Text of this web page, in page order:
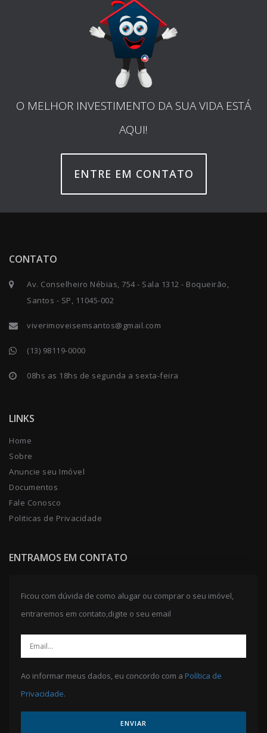
O MELHOR INVESTIMENTO DA SUA VIDA ESTÁ
AQUI!
ENTRE EM CONTATO
CONTATO
Av. Conselheiro Nébias, 754 - Sala 1312 - Boqueirão,
Santos - SP, 11045-002
viverimoveisemsantos@gmail.com
(13) 98119-0000
08hs as 18hs de segunda a sexta-feira
LINKS
Home
Sobre
Anuncie seu Imóvel
Documentos
Fale Conosco
Politicas de Privacidade
ENTRAMOS EM CONTATO
Ficou com dúvida de como alugar ou comprar o seu imóvel,
entraremos em contato,digite o seu email
Ao informar meus dados, eu concordo com a Política de
Privacidade.
ENVIAR